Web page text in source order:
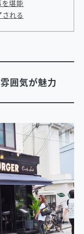
を堪能
される
雰囲気が魅力